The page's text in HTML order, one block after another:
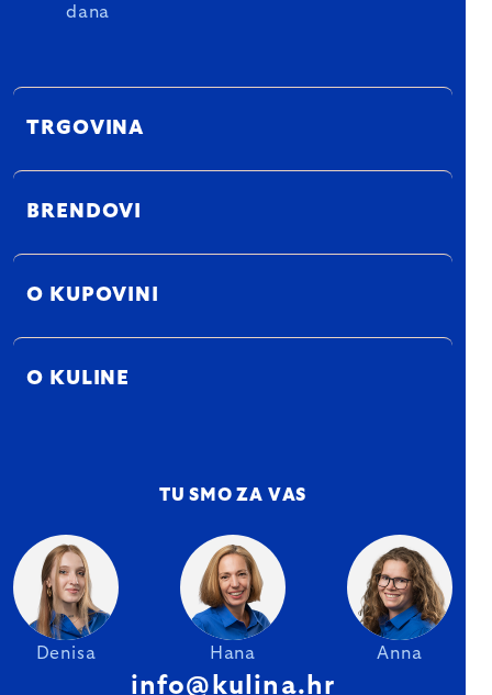
dana
TRGOVINA
BRENDOVI
O KUPOVINI
O KULINE
TU SMO ZA VAS
Denisa Hana Anna
info@kulina.hr